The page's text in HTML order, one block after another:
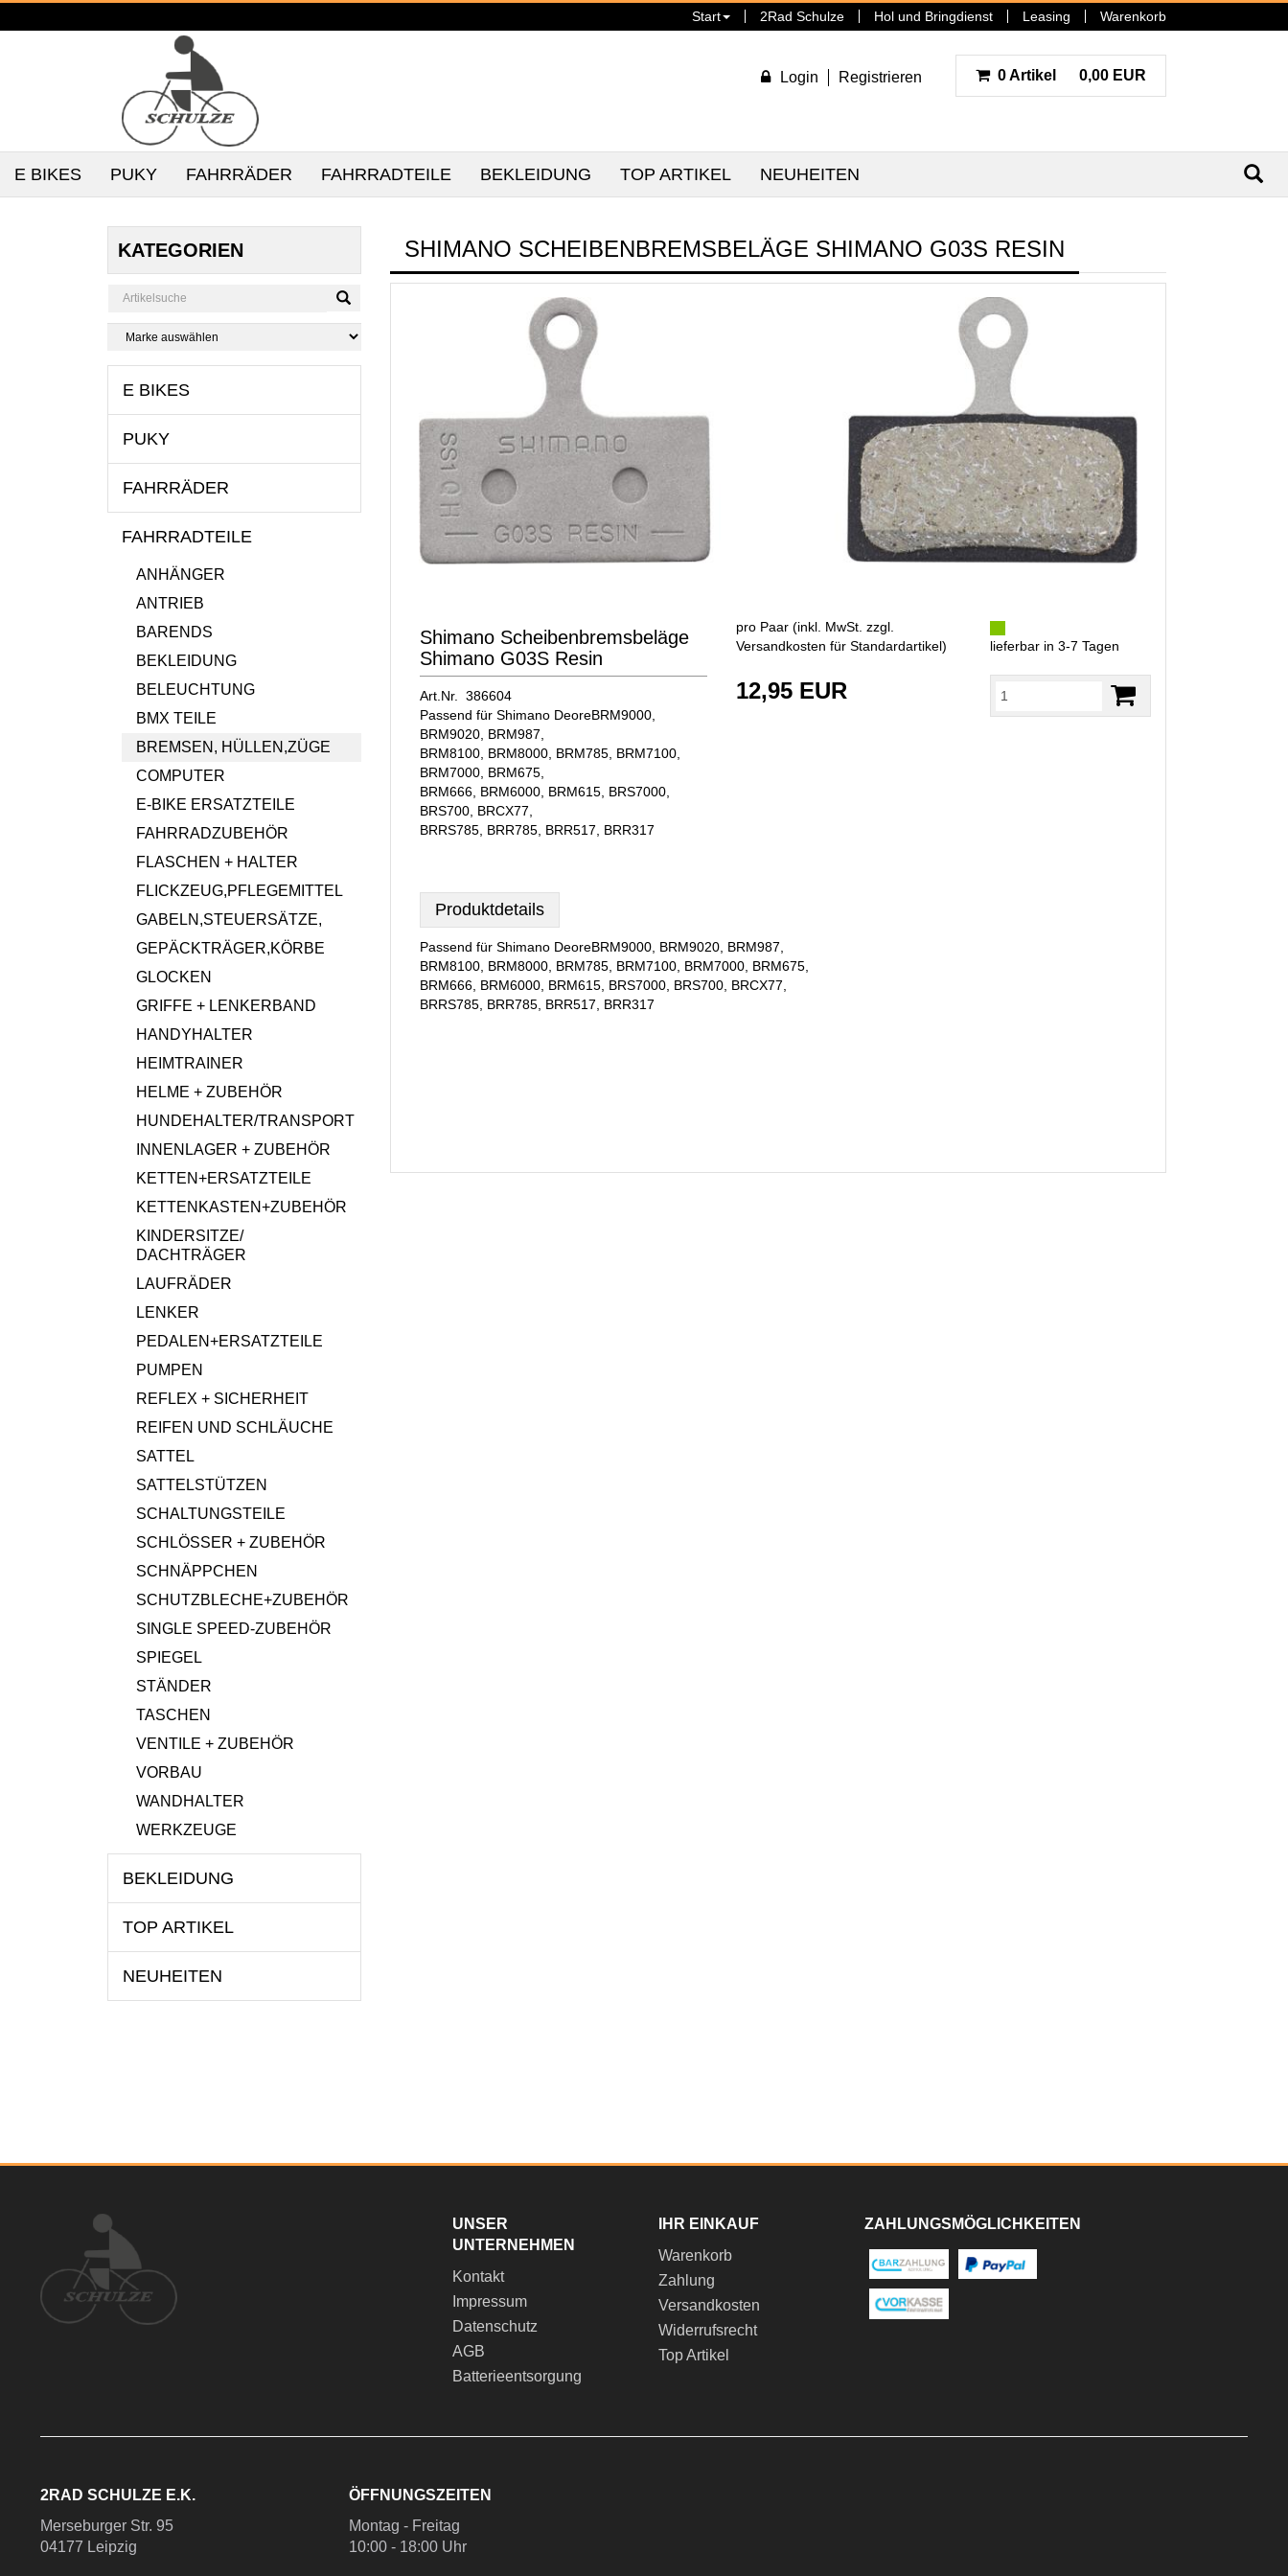
Start 2Rad Schulze Hol und Bringdienst Leasing Warenkorb
Login Registrieren 0 Artikel 0,00 EUR
E BIKES PUKY FAHRRÄDER FAHRRADTEILE BEKLEIDUNG TOP ARTIKEL NEUHEITEN
KATEGORIEN
E BIKES
PUKY
FAHRRÄDER
FAHRRADTEILE
ANHÄNGER
ANTRIEB
BARENDS
BEKLEIDUNG
BELEUCHTUNG
BMX TEILE
BREMSEN, HÜLLEN,ZÜGE
COMPUTER
E-BIKE ERSATZTEILE
FAHRRADZUBEHÖR
FLASCHEN + HALTER
FLICKZEUG,PFLEGEMITTEL
GABELN,STEUERSÄTZE,
GEPÄCKTRÄGER,KÖRBE
GLOCKEN
GRIFFE + LENKERBAND
HANDYHALTER
HEIMTRAINER
HELME + ZUBEHÖR
HUNDEHALTER/TRANSPORT
INNENLAGER + ZUBEHÖR
KETTEN+ERSATZTEILE
KETTENKASTEN+ZUBEHÖR
KINDERSITZE/
DACHTRÄGER
LAUFRÄDER
LENKER
PEDALEN+ERSATZTEILE
PUMPEN
REFLEX + SICHERHEIT
REIFEN UND SCHLÄUCHE
SATTEL
SATTELSTÜTZEN
SCHALTUNGSTEILE
SCHLÖSSER + ZUBEHÖR
SCHNÄPPCHEN
SCHUTZBLECHE+ZUBEHÖR
SINGLE SPEED-ZUBEHÖR
SPIEGEL
STÄNDER
TASCHEN
VENTILE + ZUBEHÖR
VORBAU
WANDHALTER
WERKZEUGE
BEKLEIDUNG
TOP ARTIKEL
NEUHEITEN
SHIMANO SCHEIBENBREMSBELÄGE SHIMANO G03S RESIN
Shimano Scheibenbremsbeläge
Shimano G03S Resin
Art.Nr. 386604
Passend für Shimano DeoreBRM9000,
BRM9020, BRM987,
BRM8100, BRM8000, BRM785, BRM7100,
BRM7000, BRM675,
BRM666, BRM6000, BRM615, BRS7000,
BRS700, BRCX77,
BRRS785, BRR785, BRR517, BRR317
pro Paar (inkl. MwSt. zzgl.
Versandkosten für Standardartikel)
12,95 EUR
lieferbar in 3-7 Tagen
Produktdetails
Passend für Shimano DeoreBRM9000, BRM9020, BRM987,
BRM8100, BRM8000, BRM785, BRM7100, BRM7000, BRM675,
BRM666, BRM6000, BRM615, BRS7000, BRS700, BRCX77,
BRRS785, BRR785, BRR517, BRR317
UNSER
UNTERNEHMEN
Kontakt
Impressum
Datenschutz
AGB
Batterieentsorgung
IHR EINKAUF
Warenkorb
Zahlung
Versandkosten
Widerrufsrecht
Top Artikel
ZAHLUNGSMÖGLICHKEITEN
2RAD SCHULZE E.K.
Merseburger Str. 95
04177 Leipzig
ÖFFNUNGSZEITEN
Montag - Freitag
10:00 - 18:00 Uhr